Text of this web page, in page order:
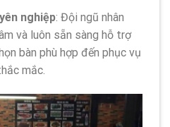
nghiệp: Đội ngũ nhân
và luôn sẵn sàng hỗ trợ
bàn phù hợp đến phục vụ
mắc.